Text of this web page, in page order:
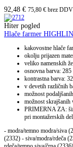
92,48 € 75,80 € brez DDV
Hiter pogled
Hlače farmer
kakovostne hlače
okolju prijazen
veliko namenskih
osnovna barva: 285
kontrastna barva:
v devetih različnih
možnost
možnost
PRIMERNA ZA:
pri montažerskih
- modra/temno modra/siva
(2332) - siva/modra/rdeča